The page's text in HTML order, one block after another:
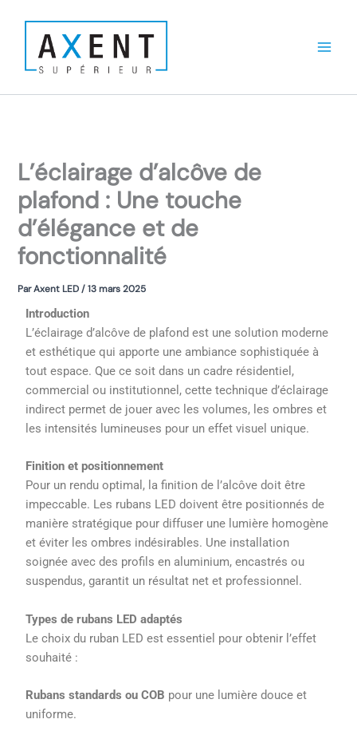
contenu
L’éclairage d’alcôve de
plafond : Une touche
d’élégance et de
fonctionnalité
ParAxent LED/13 mars 2025
Introduction
L’éclairage d’alcôve de plafond est une solution moderne
et esthétique qui apporte une ambiance sophistiquée à
tout espace. Que ce soit dans un cadre résidentiel,
commercial ou institutionnel, cette technique d’éclairage
indirect permet de jouer avec les volumes, les ombres et
les intensités lumineuses pour un effet visuel unique.
Finition et positionnement
Pour un rendu optimal, la finition de l’alcôve doit être
impeccable. Les rubans LED doivent être positionnés de
manière stratégique pour diffuser une lumière homogène
et éviter les ombres indésirables. Une installation
soignée avec des profils en aluminium, encastrés ou
suspendus, garantit un résultat net et professionnel.
Types de rubans LED adaptés
Le choix du ruban LED est essentiel pour obtenir l’effet
souhaité :
Rubans standards ou COB pour une lumière douce et
uniforme.